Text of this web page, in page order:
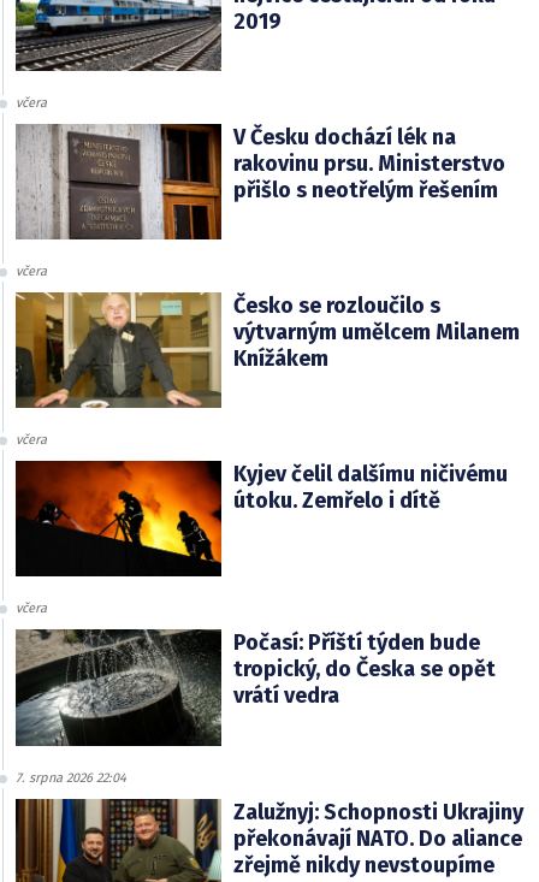
2019
včera
V Česku dochází lék na
rakovinu prsu. Ministerstvo
přišlo s neotřelým řešením
včera
Česko se rozloučilo s
výtvarným umělcem Milanem
Knížákem
včera
Kyjev čelil dalšímu ničivému
útoku. Zemřelo i dítě
včera
Počasí: Příští týden bude
tropický, do Česka se opět
vrátí vedra
7. srpna 2026 22:04
Zalužnyj: Schopnosti Ukrajiny
překonávají NATO. Do aliance
zřejmě nikdy nevstoupíme